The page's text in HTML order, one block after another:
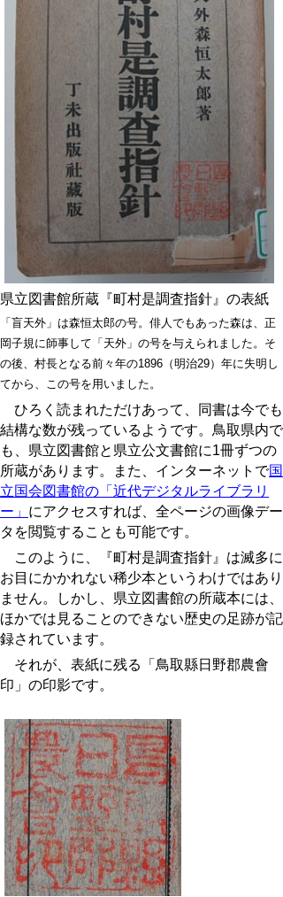
県立図書館所蔵『町村是調査指針』の表紙
盲天外」は森恒太郎の号。俳人でもあった森は、正
岡子規に師事して「天外」の号を与えられました。そ
の後、村長となる前々年の1896（明治29）年に失明し
てから、この号を用いました。
ひろく読まれただけあって、同書は今でも
結構な数が残っているようです。鳥取県内で
も、県立図書館と県立公文書館に1冊ずつの
所蔵があります。また、インターネットで国
立国会図書館の「近代デジタルライブラリ
ー」 にアクセスすれば、全ページの画像デー
タを閲覧することも可能です。
このように、『町村是調査指針』は滅多に
お目にかかれない稀少本というわけではあり
ません。しかし、県立図書館の所蔵本には、
ほかでは見ることのできない歴史の足跡が記
録されています。
それが、表紙に残る「鳥取縣日野郡農會
印」の印影です。